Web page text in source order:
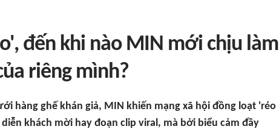
đến khi nào MIN mới chịu làm
riêng mình?
hàng ghế khán giả, MIN khiến mạng xã hội đồng loạt 'réo
khách mời hay đoạn clip viral, mà bởi biểu cảm đầy